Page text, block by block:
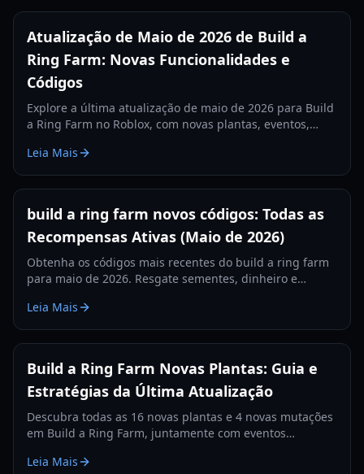
Atualização de Maio de 2026 de Build a
Ring Farm: Novas Funcionalidades e
Códigos
Explore a última atualização de maio de 2026 para Build
a Ring Farm no Roblox, com novas plantas, eventos,
Leia Mais
build a ring farm novos códigos: Todas as
Recompensas Ativas (Maio de 2026)
Obtenha os códigos mais recentes do build a ring farm
para maio de 2026. Resgate sementes, dinheiro e
tornar o jogador mais rico.
Leia Mais
Build a Ring Farm Novas Plantas: Guia e
Estratégias da Última Atualização
Descubra todas as 16 novas plantas e 4 novas mutações
em Build a Ring Farm, juntamente com eventos
Leia Mais